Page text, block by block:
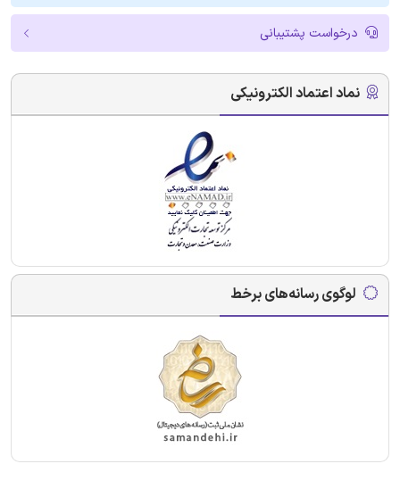
درخواست پشتیبانی
نماد اعتماد الکترونیکی
لوگوی رسانه‌های برخط